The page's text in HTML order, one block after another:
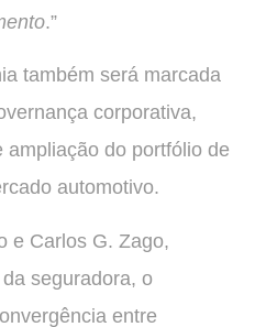
.”
também será marcada
corporativa,
do portfólio de
automotivo.
e Carlos G. Zago,
seguradora, o
entre